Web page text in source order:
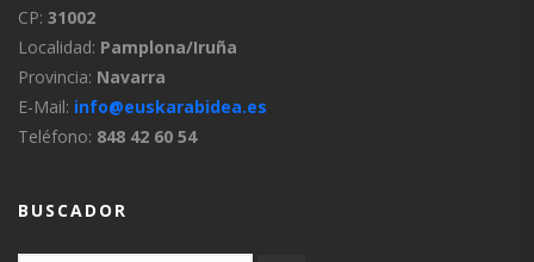
CP: 31002
Localidad: Pamplona/Iruña
Provincia: Navarra
E-Mail: info@euskarabidea.es
Teléfono: 848 42 60 54
BUSCADOR